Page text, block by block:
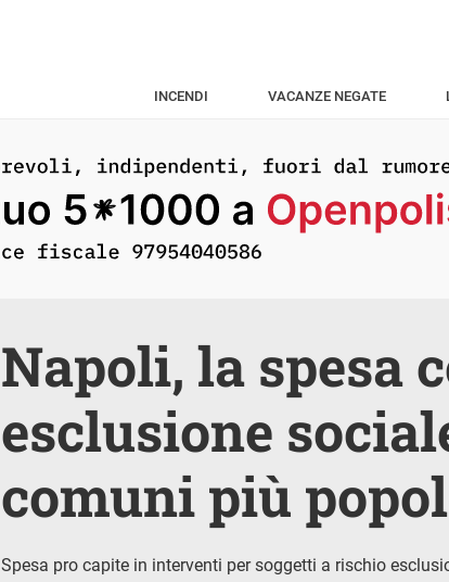
INCENDI VACANZE NEGATE
Napoli, la spesa
esclusione
comuni più
Spesa pro capite in interventi per soggetti a rischio